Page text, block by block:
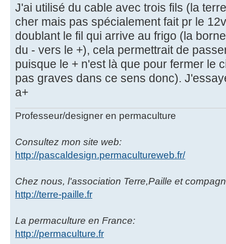
J'ai utilisé du cable avec trois fils (la
cher mais pas spécialement fait pr le
doublant le fil qui arrive au frigo (la
du - vers le +), cela permettrait de
puisque le + n'est là que pour fermer le
pas graves dans ce sens donc).
a+
Professeur/designer en permaculture
Consultez mon site web:
http://pascaldesign.permacultureweb.fr/
Chez nous, l'association Terre,Paille et
http://terre-paille.fr
La permaculture en France:
http://permaculture.fr